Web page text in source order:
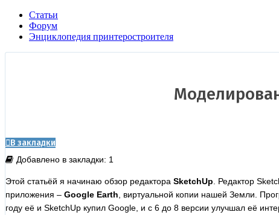
Статьи
Форум
Энциклопедия принтеростроителя
В закладки
Добавлено в закладки: 1
Этой статьёй я начинаю обзор редактора SketchUp . Редактор
приложения – Google Earth , виртуальной копии нашей Земли.
году её и SketchUp купил Google, и с 6 до 8 версии улучшал её